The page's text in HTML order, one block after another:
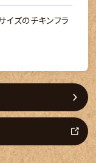
ズのチキンフラ